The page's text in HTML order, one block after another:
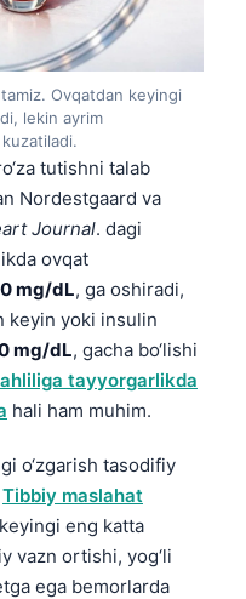
Ovqatdan keyingi
lekin ayrim
tutishni talab
Nordestgaard va
Journal. dagi
ovqat
mg/dL, ga oshiradi,
keyin yoki insulin
mg/dL, gacha bo‘lishi
tayyorgarlikda
hali ham muhim.
o‘zgarish tasodifiy
Tibbiy maslahat
eng katta
vazn ortishi, yog‘li
ega bemorlarda